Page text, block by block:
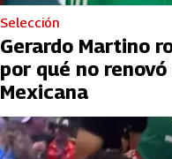
Selección
Gerardo Martino
por qué no
Mexicana